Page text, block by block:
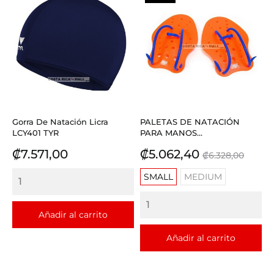
Gorra De Natación Licra
LCY401 TYR
Precio
₡7.571,00
Añadir al carrito
PALETAS DE NATACIÓN
PARA MANOS...
Precio
₡5.062,40 Precio
base
₡6.328,00
SMALL
MEDIUM
Añadir al carrito